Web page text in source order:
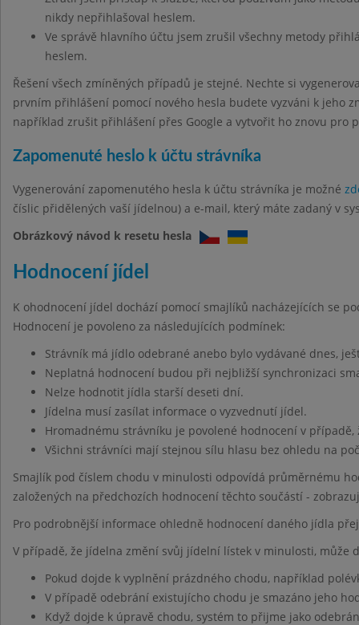
nikdy nepřihlašoval heslem.
Ve správě hlavního účtu jsem zrušil všechny metody
heslem.
Řešení všech zmíněných případů je stejné. Nechte si
prvním přihlášení pomocí nového hesla budete vyzváni k jeho
například zrušit přihlášení přes Google a vytvořit ho znovu pro
Zapomenuté heslo k účtu strávníka
Vygenerování zapomenutého hesla k účtu strávníka je možné
číslic přidělených vaší jídelnou) a e-mail, který máte zadaný v
Obrázkový návod k resetu hesla
Hodnocení jídel
K ohodnocení jídel dochází pomocí smajlíků nacházejících se
Hodnocení je povoleno za následujících podmínek:
Strávník má jídlo odebrané anebo bylo vydávané dnes,
Neplatná hodnocení budou při nejbližší synchronizaci
Nelze hodnotit jídla starší deseti dní.
Jídelna musí zasílat informace o vyzvednutí jídel.
Hromadnému strávníku je povolené hodnocení v
Všichni strávníci mají stejnou sílu hlasu bez ohledu na
Smajlík pod číslem chodu v minulosti odpovídá průměrnému
založených na předchozích hodnocení těchto součástí -
Pro podrobnější informace ohledně hodnocení daného jídla
V případě, že jídelna změní svůj jídelní lístek v minulosti, může
Pokud dojde k vyplnění prázdného chodu, například
V případě odebrání existujícho chodu je smazáno jeho
Když dojde k úpravě chodu, systém to přijme jako